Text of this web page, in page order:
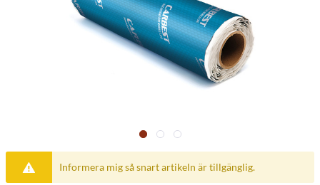
Informera mig så snart artikeln är tillgänglig.